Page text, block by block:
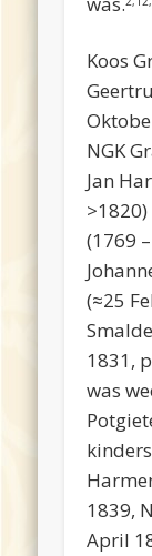
Koos
NGK
Jan
(1769
(≈25
1831,
was
1839,
April